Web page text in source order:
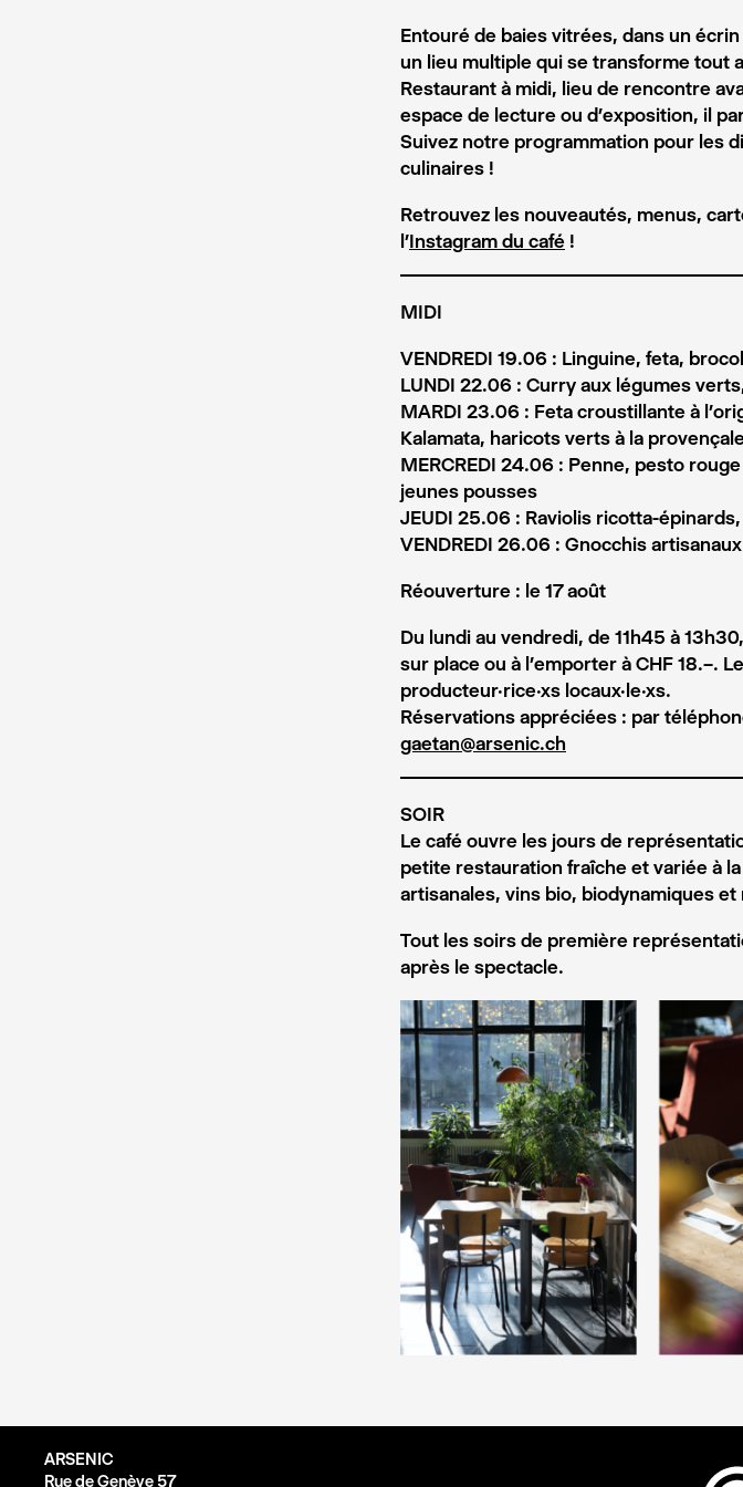
Entouré de baies vitrées, dans un
un lieu multiple qui se transforme tout
Restaurant à midi, lieu de rencontre
espace de lecture ou d’exposition, il
Suivez notre programmation pour les
culinaires !
Retrouvez les nouveautés, menus,
l’Instagram du café !
MIDI
VENDREDI 19.06 : Linguine, feta,
LUNDI 22.06 : Curry aux légumes
MARDI 23.06 : Feta croustillante à
Kalamata, haricots verts à la
MERCREDI 24.06 : Penne, pesto
jeunes pousses
JEUDI 25.06 : Raviolis ricotta-
VENDREDI 26.06 : Gnocchis
Réouverture : le 17 août
Du lundi au vendredi, de 11h45 à
sur place ou à l’emporter à CHF 18.–.
producteur·rice·xs locaux·le·xs.
Réservations appréciées : par
gaetan@arsenic.ch
SOIR
Le café ouvre les jours de
petite restauration fraîche et variée à
artisanales, vins bio, biodynamiques
Tout les soirs de première
après le spectacle.
ARSENIC
Rue de Genève 57